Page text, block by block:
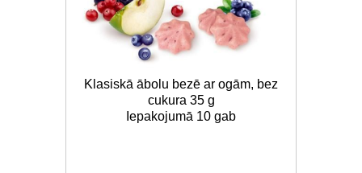
Klasiskā ābolu bezē ar ogām, bez
cukura 35 g
Iepakojumā 10 gab